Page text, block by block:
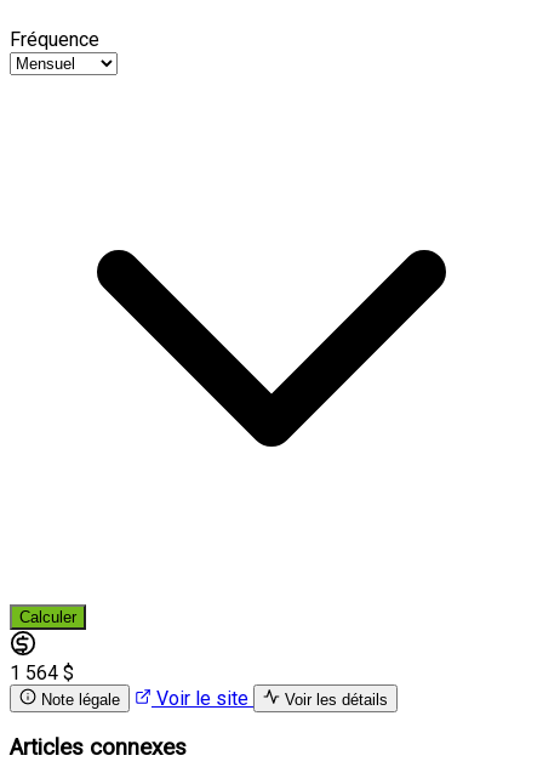
Fréquence
Calculer
1 564 $
Note légale Voir le site Voir les détails
Articles connexes